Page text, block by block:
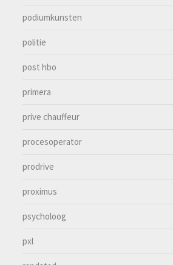
podiumkunsten
politie
post hbo
primera
prive chauffeur
procesoperator
prodrive
proximus
psycholoog
pxl